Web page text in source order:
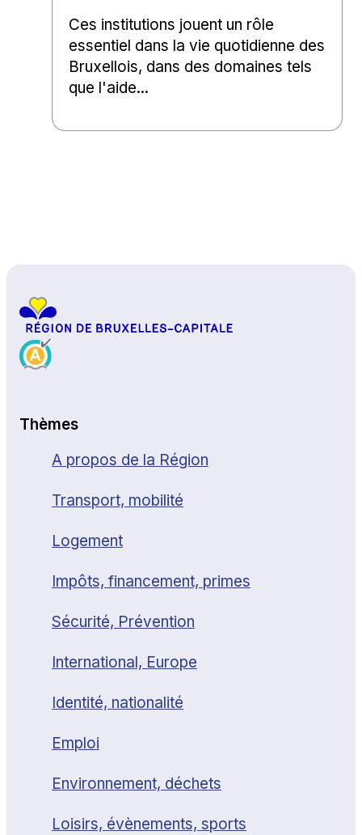
Ces institutions jouent un rôle
essentiel dans la vie quotidienne des
Bruxellois, dans des domaines tels
que l'aide...
Thèmes
A propos de la Région
Transport, mobilité
Logement
Impôts, financement, primes
Sécurité, Prévention
International, Europe
Identité, nationalité
Emploi
Environnement, déchets
Loisirs, évènements, sports